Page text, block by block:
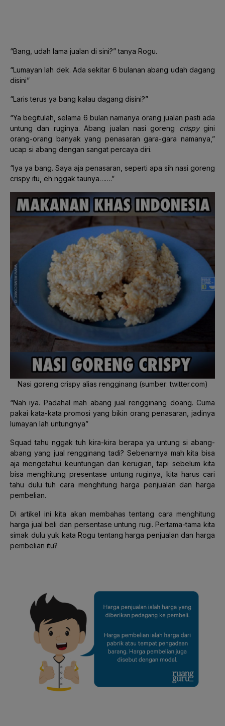
“Bang, udah lama jualan di sini?” tanya Rogu.
“Lumayan lah dek. Ada sekitar 6 bulanan abang udah dagang
disini”
“Laris terus ya bang kalau dagang disini?”
“Ya begitulah, selama 6 bulan namanya orang jualan pasti ada
untung dan ruginya. Abang jualan nasi goreng crispygini
orang-orang banyak yang penasaran gara-gara namanya,”
ucap si abang dengan sangat percaya diri.
“Iya ya bang. Saya aja penasaran, seperti apa sih nasi goreng
crispy itu, eh nggak taunya…….”
Nasi goreng crispy alias rengginang (sumber: twitter.com)
“Nah iya. Padahal mah abang jual rengginang doang. Cuma
pakai kata-kata promosi yang bikin orang penasaran, jadinya
lumayan lah untungnya”
Squad tahu nggak tuh kira-kira berapa ya untung si abang-
abang yang jual rengginang tadi? Sebenarnya mah kita bisa
aja mengetahui keuntungan dan kerugian, tapi sebelum kita
bisa menghitung presentase untung ruginya, kita harus cari
tahu dulu tuh cara menghitung harga penjualan dan harga
pembelian.
Di artikel ini kita akan membahas tentang cara menghitung
harga jual beli dan persentase untung rugi. Pertama-tama kita
simak dulu yuk kata Rogu tentang harga penjualan dan harga
pembelian itu?